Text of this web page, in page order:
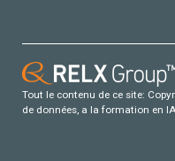
Tout le contenu de ce site:
de données, a la formation en